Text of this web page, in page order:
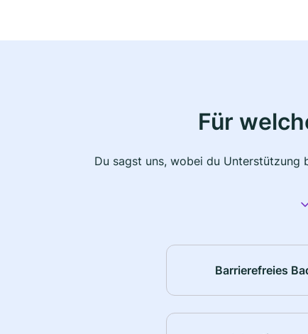
Für
Du sagst uns, wobei du Unterstützung
Barrierefreies